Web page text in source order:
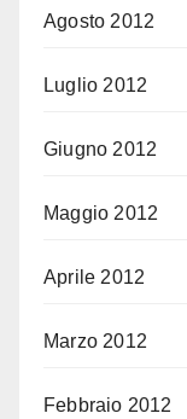
Agosto 2012
Luglio 2012
Giugno 2012
Maggio 2012
Aprile 2012
Marzo 2012
Febbraio 2012